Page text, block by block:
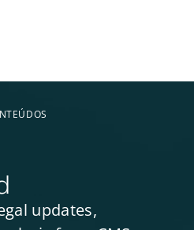
updates,